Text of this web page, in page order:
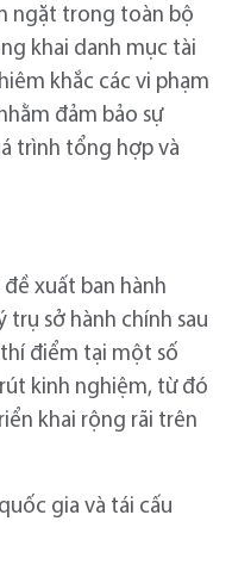
ngặt trong toàn bộ
khai danh mục tài
khắc các vi phạm
đảm bảo sự
trình tổng hợp và
đề xuất ban hành
sở hành chính sau
điểm tại một số
kinh nghiệm, từ đó
khai rộng rãi trên
gia và tái cấu